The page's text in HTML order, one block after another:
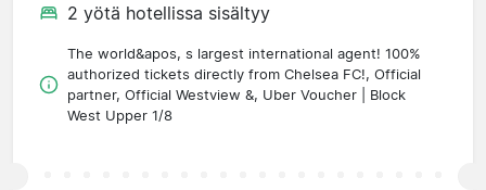
2 yötä hotellissa sisältyy
The world&apos, s largest international agent! 100%
authorized tickets directly from Chelsea FC!, Official
partner, Official Westview &, Uber Voucher | Block
West Upper 1/8